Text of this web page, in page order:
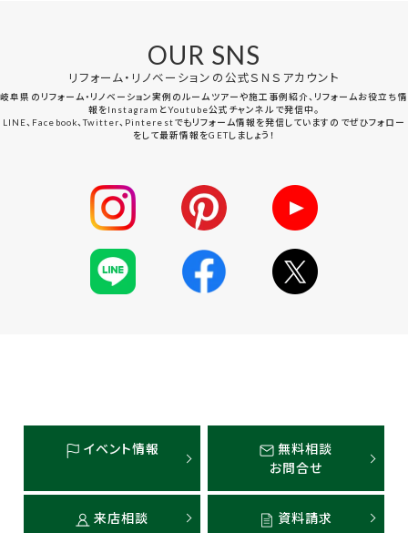
OUR SNS
リフォーム・リノベーションの公式ＳＮＳアカウント
岐阜県のリフォーム・リノベーション実例のルームツアーや施工事例紹介、リフォームお役立ち情
報をInstagramとYoutube公式チャンネルで発信中。
LINE、Facebook、Twitter、Pinterestでもリフォーム情報を発信していますのでぜひフォロー
をして最新情報をGETしましょう！
イベント情報
無料相談
お問合せ
来店相談 資料請求